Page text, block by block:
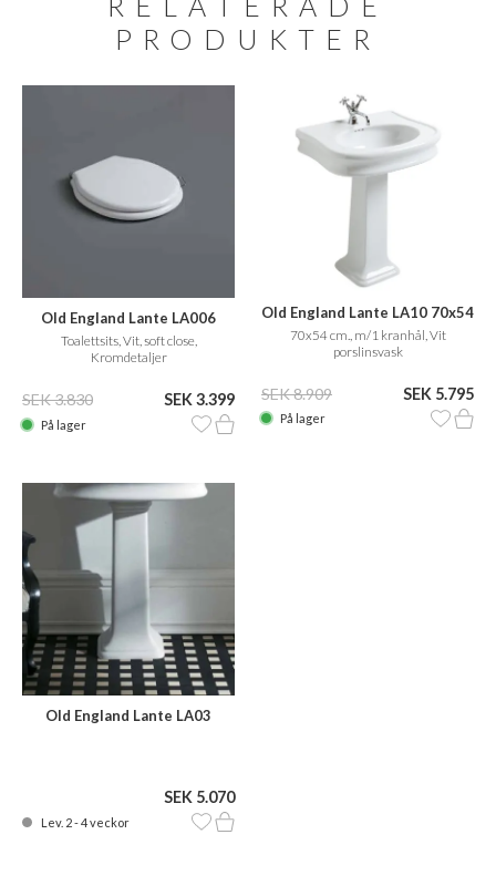
PRODUKTER
Old England Lante LA006
Toalettsits, Vit, soft close,
Kromdetaljer
SEK 3.830 SEK 3.399
På lager
Old England Lante LA10 70x54
cm., m/1 hanehul
70x54 cm., m/1 kranhål, Vit
porslinsvask
SEK 8.909 SEK 5.795
På lager
Old England Lante LA03
SEK 5.070
Lev. 2 - 4 veckor